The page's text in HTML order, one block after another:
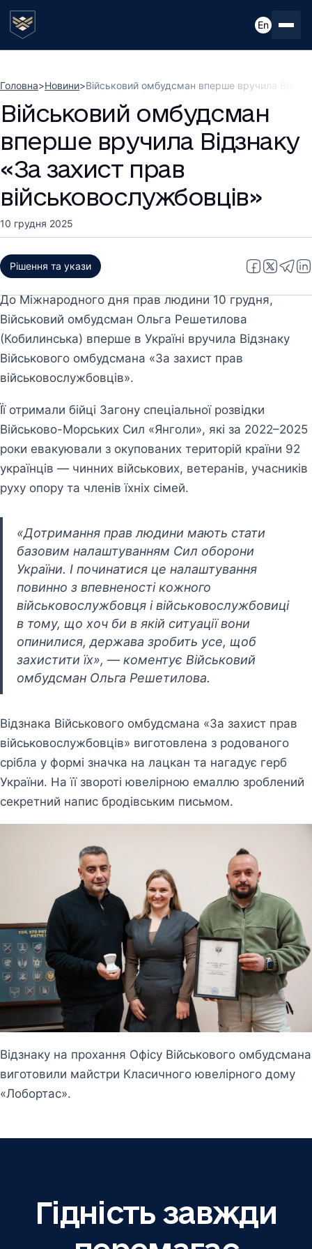
En
Головна>Новини>Військовий омбудсман вперше вручила
Військовий омбудсман
вперше вручила Відзнаку
«За захист прав
військовослужбовців»
10 грудня 2025
Рішення та укази
До Міжнародного дня прав людини 10 грудня,
Військовий омбудсман Ольга Решетилова
(Кобилинська) вперше в Україні вручила Відзнаку
Військового омбудсмана «За захист прав
військовослужбовців».
Її отримали бійці Загону спеціальної розвідки
Військово-Морських Сил «Янголи», які за 2022–2025
роки евакуювали з окупованих територій країни 92
українців — чинних військових, ветеранів, учасників
руху опору та членів їхніх сімей.
«Дотримання прав людини мають стати
базовим налаштуванням Сил оборони
України. І починатися це налаштування
повинно з впевненості кожного
військовослужбовця і військовослужбовиці
в тому, що хоч би в якій ситуації вони
опинилися, держава зробить усе, щоб
захистити їх», — коментує Військовий
омбудсман Ольга Решетилова.
Відзнака Військового омбудсмана «За захист прав
військовослужбовців» виготовлена з родованого
срібла у формі значка на лацкан та нагадує герб
України. На її звороті ювелірною емаллю зроблений
секретний напис бродівським письмом.
Відзнаку на прохання Офісу Військового омбудсмана
виготовили майстри Класичного ювелірного дому
«Лобортас».
Гідність завжди